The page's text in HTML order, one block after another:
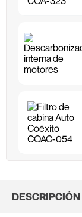
DESCRIPCIÓN